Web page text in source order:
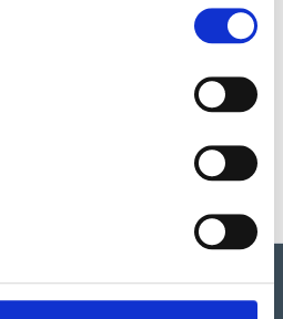
avvika mot de bilder som visas
klicka här